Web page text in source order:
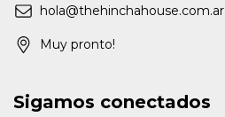
hola@thehinchahouse.com.ar
Muy pronto!
Sigamos conectados